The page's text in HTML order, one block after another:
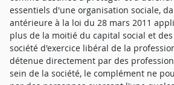
essentiels d'une organisation sociale,
antérieure à la loi du 28 mars 2011
plus de la moitié du capital social et
société d'exercice libéral de la
détenue directement par des
sein de la société, le complément ne